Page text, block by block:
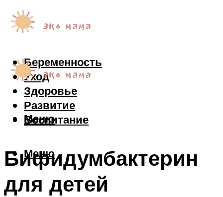
Беременность
Уход
Здоровье
Развитие
Воспитание
Меню
Меню
Бифидумбактерин
для детей